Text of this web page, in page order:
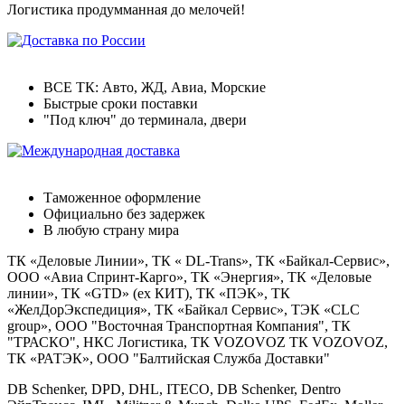
Логистика продумманная до мелочей!
ВСЕ ТК: Авто, ЖД, Авиа, Морские
Быстрые сроки поставки
"Под ключ" до терминала, двери
Таможенное оформление
Официально без задержек
В любую страну мира
ТК «Деловые Линии», ТК « DL-Trans», ТК «Байкал-Сервис»,
ООО «Авиа Спринт-Карго», ТК «Энергия», ТК «Деловые
линии», ТК «GTD» (ex КИТ), ТК «ПЭК», ТК
«ЖелДорЭкспедиция», ТК «Байкал Сервис», ТЭК «CLC
group», OOO "Восточная Транспортная Компания", ТК
"ТРАСКО", НКС Логистика, ТК VOZOVOZ ТК VOZOVOZ,
ТК «РАТЭК», ООО "Балтийская Служба Доставки"
DB Schenker, DPD, DHL, ITECO, DB Schenker, Dentro